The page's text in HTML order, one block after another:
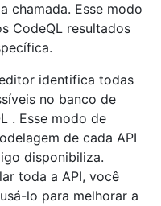
chamada. Esse modo
CodeQL resultados
identifica todas
no banco de
. Esse modo de
de cada API
disponibiliza.
toda a API, você
lo para melhorar a